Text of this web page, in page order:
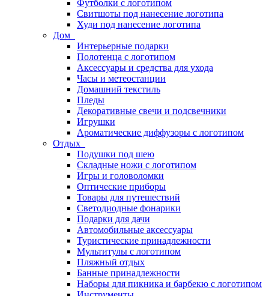
Футболки с логотипом
Свитшоты под нанесение логотипа
Худи под нанесение логотипа
Дом
Интерьерные подарки
Полотенца с логотипом
Аксессуары и средства для ухода
Часы и метеостанции
Домашний текстиль
Пледы
Декоративные свечи и подсвечники
Игрушки
Ароматические диффузоры с логотипом
Отдых
Подушки под шею
Складные ножи с логотипом
Игры и головоломки
Оптические приборы
Товары для путешествий
Светодиодные фонарики
Подарки для дачи
Автомобильные аксессуары
Туристические принадлежности
Мультитулы с логотипом
Пляжный отдых
Банные принадлежности
Наборы для пикника и барбекю с логотипом